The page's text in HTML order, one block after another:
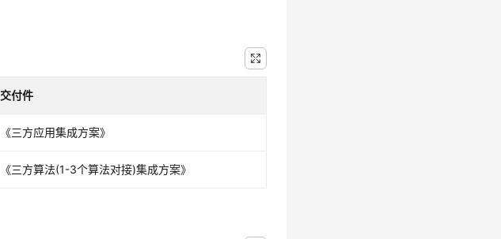
交付件
《三方应用集成方案》
《三方算法(1-3个算法对接)集成方案》